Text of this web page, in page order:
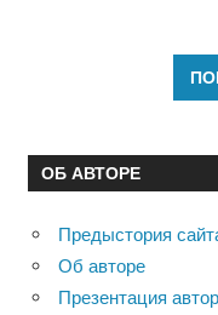
ОБ АВТОРЕ
Предыстория
Об авторе
Презентация